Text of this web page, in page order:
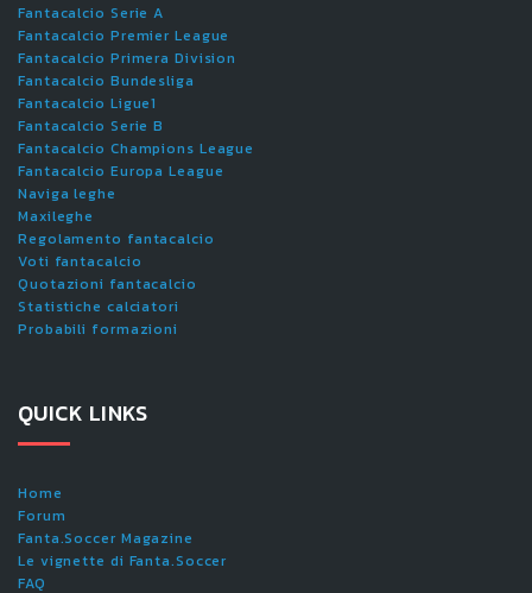
Fantacalcio Serie A
Fantacalcio Premier League
Fantacalcio Primera Division
Fantacalcio Bundesliga
Fantacalcio Ligue1
Fantacalcio Serie B
Fantacalcio Champions League
Fantacalcio Europa League
Naviga leghe
Maxileghe
Regolamento fantacalcio
Voti fantacalcio
Quotazioni fantacalcio
Statistiche calciatori
Probabili formazioni
QUICK LINKS
Home
Forum
Fanta.Soccer Magazine
Le vignette di Fanta.Soccer
FAQ